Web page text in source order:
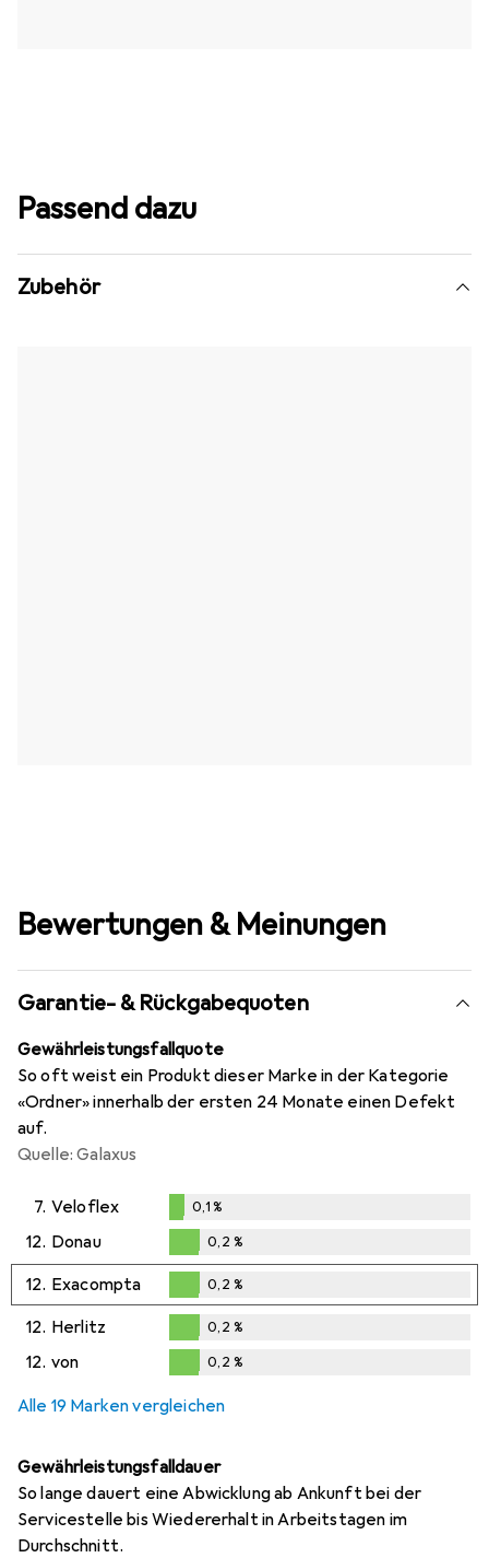
Passend dazu
Zubehör
Bewertungen & Meinungen
Garantie- & Rückgabequoten
Gewährleistungsfallquote
So oft weist ein Produkt dieser Marke in der Kategorie
«Ordner» innerhalb der ersten 24 Monate einen Defekt
auf.
Quelle: Galaxus
7. Veloflex
%
0,1%
12. Donau
0,2%
0,2 %
12. Exacompta
0,2%
0,2 %
12. Herlitz
0,2%
0,2 %
12. von 0,2 %
Alle 19 Marken vergleichen
Gewährleistungsfalldauer
So lange dauert eine Abwicklung ab Ankunft bei der
Servicestelle bis Wiedererhalt in Arbeitstagen im
Durchschnitt.